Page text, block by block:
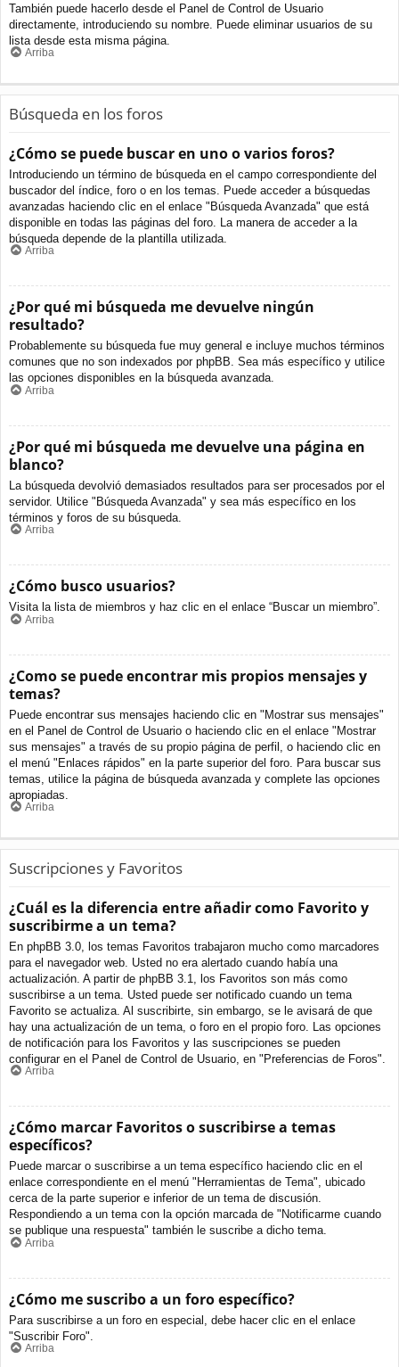
También puede hacerlo desde el Panel de Control de Usuario
directamente, introduciendo su nombre. Puede eliminar usuarios de su
lista desde esta misma página.
Arriba
Búsqueda en los foros
¿Cómo se puede buscar en uno o varios foros?
Introduciendo un término de búsqueda en el campo correspondiente del
buscador del índice, foro o en los temas. Puede acceder a búsquedas
avanzadas haciendo clic en el enlace "Búsqueda Avanzada" que está
disponible en todas las páginas del foro. La manera de acceder a la
búsqueda depende de la plantilla utilizada.
Arriba
¿Por qué mi búsqueda me devuelve ningún
resultado?
Probablemente su búsqueda fue muy general e incluye muchos términos
comunes que no son indexados por phpBB. Sea más específico y utilice
las opciones disponibles en la búsqueda avanzada.
Arriba
¿Por qué mi búsqueda me devuelve una página en
blanco?
La búsqueda devolvió demasiados resultados para ser procesados por el
servidor. Utilice "Búsqueda Avanzada" y sea más específico en los
términos y foros de su búsqueda.
Arriba
¿Cómo busco usuarios?
Visita la lista de miembros y haz clic en el enlace “Buscar un miembro”.
Arriba
¿Como se puede encontrar mis propios mensajes y
temas?
Puede encontrar sus mensajes haciendo clic en "Mostrar sus mensajes"
en el Panel de Control de Usuario o haciendo clic en el enlace "Mostrar
sus mensajes" a través de su propio página de perfil, o haciendo clic en
el menú "Enlaces rápidos" en la parte superior del foro. Para buscar sus
temas, utilice la página de búsqueda avanzada y complete las opciones
apropiadas.
Arriba
Suscripciones y Favoritos
¿Cuál es la diferencia entre añadir como Favorito y
suscribirme a un tema?
En phpBB 3.0, los temas Favoritos trabajaron mucho como marcadores
para el navegador web. Usted no era alertado cuando había una
actualización. A partir de phpBB 3.1, los Favoritos son más como
suscribirse a un tema. Usted puede ser notificado cuando un tema
Favorito se actualiza. Al suscribirte, sin embargo, se le avisará de que
hay una actualización de un tema, o foro en el propio foro. Las opciones
de notificación para los Favoritos y las suscripciones se pueden
configurar en el Panel de Control de Usuario, en "Preferencias de Foros".
Arriba
¿Cómo marcar Favoritos o suscribirse a temas
específicos?
Puede marcar o suscribirse a un tema específico haciendo clic en el
enlace correspondiente en el menú "Herramientas de Tema", ubicado
cerca de la parte superior e inferior de un tema de discusión.
Respondiendo a un tema con la opción marcada de "Notificarme cuando
se publique una respuesta" también le suscribe a dicho tema.
Arriba
¿Cómo me suscribo a un foro específico?
Para suscribirse a un foro en especial, debe hacer clic en el enlace
"Suscribir Foro".
Arriba